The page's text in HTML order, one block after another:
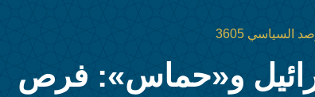
السياسي 3605
و«حماس»: فرص